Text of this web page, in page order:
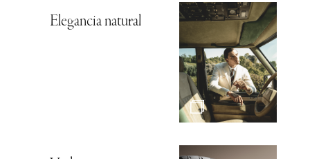
Elegancia natural